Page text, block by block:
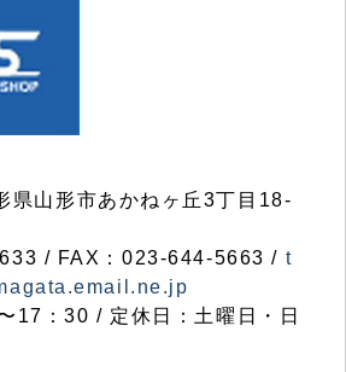
山形市あかねヶ丘3丁目18-
/ FAX：023-644-5663 / t
17：30 / 定休日：土曜日・日